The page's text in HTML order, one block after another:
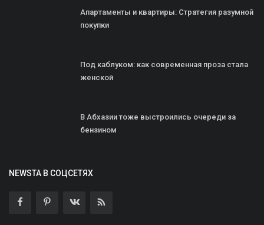
Апартаменты и квартиры: Стратегия разумной
покупки
Под каблуком: как современная проза стала
женской
В Абхазии тоже выстроились очереди за
бензином
NEWSTA В СОЦСЕТЯХ